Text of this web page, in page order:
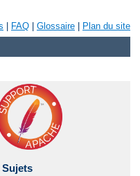
FAQ Glossaire Plan du site
Sujets